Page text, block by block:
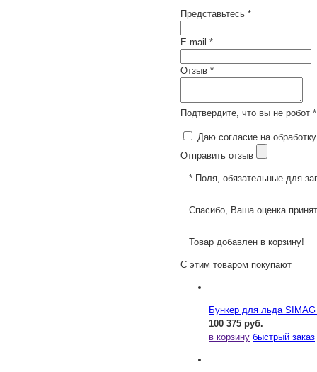
Представьтесь *
E-mail *
Отзыв *
Подтвердите, что вы не робот *
Даю согласие на
Отправить отзыв
* Поля, обязательные для
Спасибо, Ваша оценка
Товар добавлен в корзину!
С этим товаром покупают
Бункер для льда
100 375 руб.
в корзину быстрый заказ